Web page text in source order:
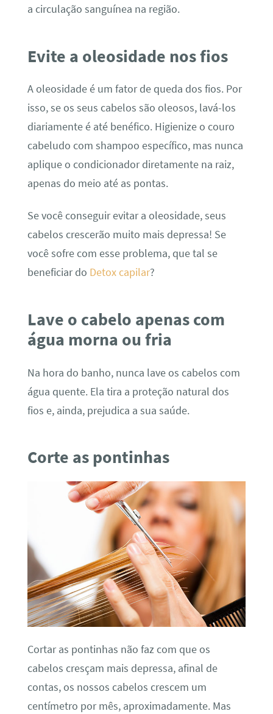
a circulação sanguínea na região.
Evite a oleosidade nos fios
A oleosidade é um fator de queda dos fios. Por
isso, se os seus cabelos são oleosos, lavá-los
diariamente é até benéfico. Higienize o couro
cabeludo com shampoo específico, mas nunca
aplique o condicionador diretamente na raiz,
apenas do meio até as pontas.
Se você conseguir evitar a oleosidade, seus
cabelos crescerão muito mais depressa! Se
você sofre com esse problema, que tal se
beneficiar do Detox capilar?
Lave o cabelo apenas com
água morna ou fria
Na hora do banho, nunca lave os cabelos com
água quente. Ela tira a proteção natural dos
fios e, ainda, prejudica a sua saúde.
Corte as pontinhas
Cortar as pontinhas não faz com que os
cabelos cresçam mais depressa, afinal de
contas, os nossos cabelos crescem um
centímetro por mês, aproximadamente. Mas